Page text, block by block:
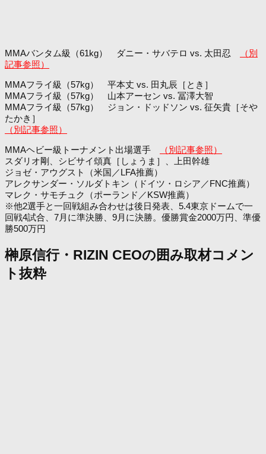
MMAバンタム級（61kg） ダニー・サバテロ vs. 太田忍
（別
記事参照）
MMAフライ級（57kg） 平本丈 vs. 田丸辰［とき］
MMAフライ級（57kg） 山本アーセン vs. 冨澤大智
MMAフライ級（57kg） ジョン・ドッドソン vs. 征矢貴［そや
たかき］
（別記事参照）
MMAヘビー級トーナメント出場選手
（別記事参照）
スダリオ剛、シビサイ頌真［しょうま］、上田幹雄
ジョゼ・アウグスト（米国／LFA推薦）
アレクサンダー・ソルダトキン（ドイツ・ロシア／FNC推薦）
マレク・サモチュク（ポーランド／KSW推薦）
※他2選手と一回戦組み合わせは後日発表、5.4東京ドームで一
回戦4試合、7月に準決勝、9月に決勝。優勝賞金2000万円、準優
勝500万円
榊原信行・RIZIN CEOの囲み取材コメン
ト抜粋